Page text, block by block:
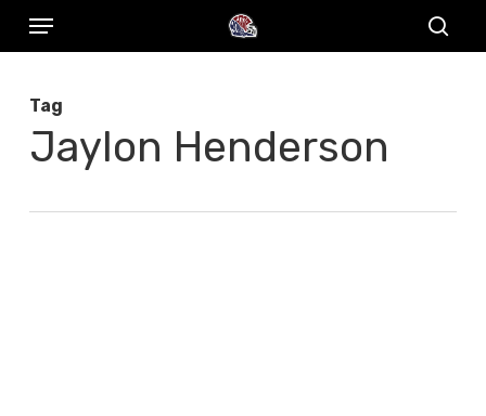
Skip
content
Menu
Tag
Jaylon Henderson